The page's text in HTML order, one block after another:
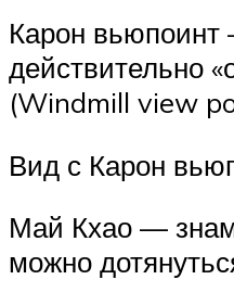
Карон вьюпоинт
действительно
(Windmill view
Вид с Карон
Май Кхао —
можно